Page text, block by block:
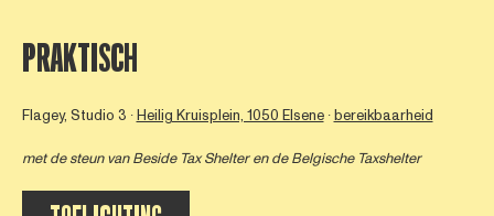
PRAKTISCH
Flagey, Studio 3 ∙Heilig Kruisplein, 1050 Elsene∙bereikbaarheid
met de steun vanBeside Tax Shelteren de Belgische Taxshelter